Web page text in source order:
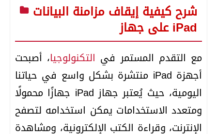
شرح كيفية إيقاف مزامنة البيانات
على جهاز iPad
مع التقدم المستمر في التكنولوجيا، أصبحت
أجهزة iPad منتشرة بشكل واسع في حياتنا
اليومية، حيث يُعتبر جهاز iPad جهازًا محمولًا
ومتعدد الاستخدامات يمكن استخدامه لتصفح
الإنترنت، وقراءة الكتب الإلكترونية، ومشاهدة